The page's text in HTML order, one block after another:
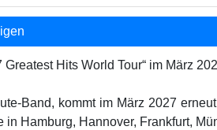
Hits World Tour“ im März
Band, kommt im März 2027
Hamburg, Hannover, Frankfurt,